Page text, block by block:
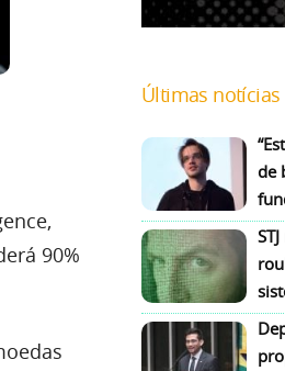
90%
Últimas notícias
de